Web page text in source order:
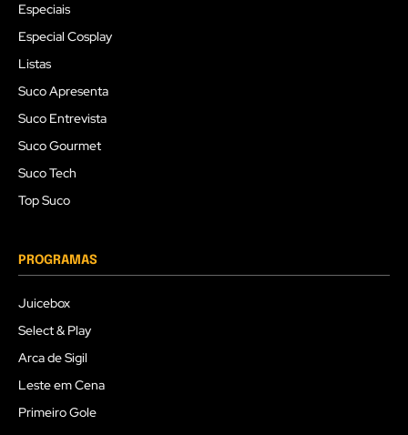
Especiais
Especial Cosplay
Listas
Suco Apresenta
Suco Entrevista
Suco Gourmet
Suco Tech
Top Suco
PROGRAMAS
Juicebox
Select & Play
Arca de Sigil
Leste em Cena
Primeiro Gole